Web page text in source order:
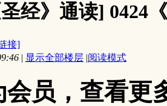
经》通读] 0424
接]
| 显示全部楼层 |阅读模式
会员，查看更